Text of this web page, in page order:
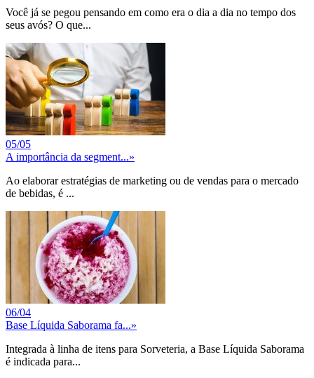
Você já se pegou pensando em como era o dia a dia no tempo dos
seus avós? O que...
05/05
A importância da segment...»
Ao elaborar estratégias de marketing ou de vendas para o mercado
de bebidas, é ...
06/04
Base Líquida Saborama fa...»
Integrada à linha de itens para Sorveteria, a Base Líquida Saborama
é indicada para...